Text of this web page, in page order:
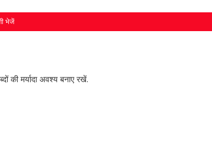
भेजें
की मर्यादा अवश्‍य बनाए रखें.